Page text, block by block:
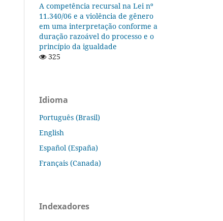
A competência recursal na Lei nº
11.340/06 e a violência de gênero
em uma interpretação conforme a
duração razoável do processo e o
princípio da igualdade
325
Idioma
Português (Brasil)
English
Español (España)
Français (Canada)
Indexadores